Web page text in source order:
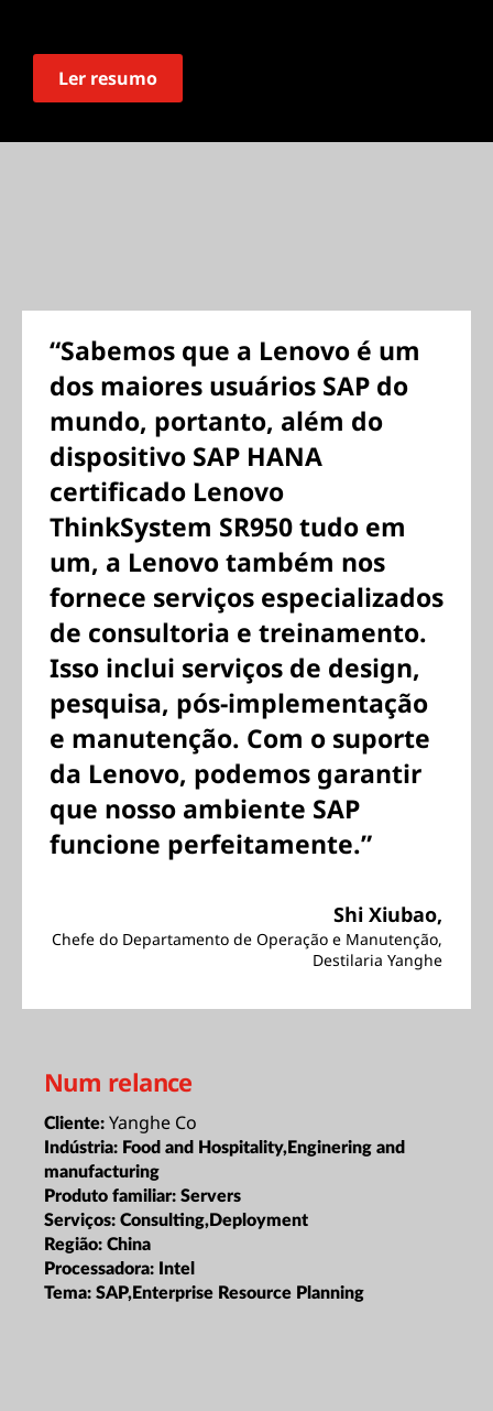
Ler resumo
“Sabemos que a Lenovo é um
dos maiores usuários SAP do
mundo, portanto, além do
dispositivo SAP HANA
certificado Lenovo
ThinkSystem SR950 tudo em
um, a Lenovo também nos
fornece serviços especializados
de consultoria e treinamento.
Isso inclui serviços de design,
pesquisa, pós-implementação
e manutenção. Com o suporte
da Lenovo, podemos garantir
que nosso ambiente SAP
funcione perfeitamente.”
Shi Xiubao,
Chefe do Departamento de Operação e Manutenção,
Destilaria Yanghe
Num relance
Cliente: Yanghe Co
Indústria: Food and Hospitality,Enginering and
manufacturing
Produto familiar: Servers
Serviços: Consulting,Deployment
Região: China
Processadora: Intel
Tema: SAP,Enterprise Resource Planning